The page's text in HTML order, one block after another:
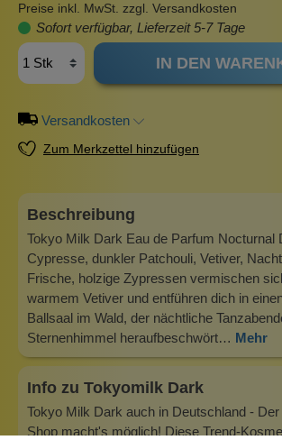
Preise inkl. MwSt. zzgl. Versandkosten
Sofort verfügbar, Lieferzeit 5-7 Tage
IN DEN
Versandkosten
Zum Merkzettel hinzufügen
Beschreibung
Tokyo Milk Dark Eau de Parfum Nocturnal
Cypresse, dunkler Patchouli, Vetiver,
Frische, holzige Zypressen vermischen
warmem Vetiver und entführen dich in
Ballsaal im Wald, der nächtliche
Sternenhimmel heraufbeschwört… Mehr
Info zu Tokyomilk Dark
Tokyo Milk Dark auch in Deutschland -
Shop macht's möglich! Diese Trend-